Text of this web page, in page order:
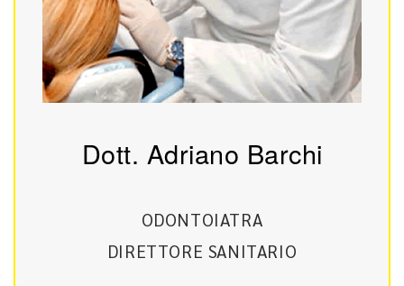
Dott. Adriano Barchi
ODONTOIATRA
DIRETTORE SANITARIO